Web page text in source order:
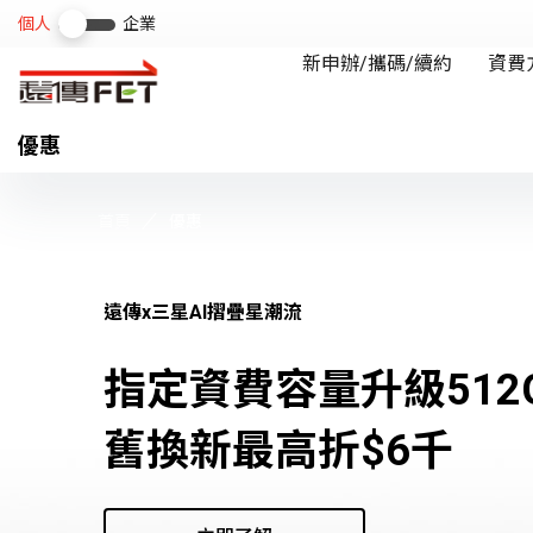
優惠
遠傳x三星AI摺疊星潮流
指定資費容量升級
舊換新最高折$6千